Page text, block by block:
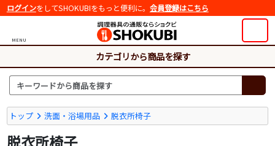
ログインをしてSHOKUBIをもっと便利に。 会員登録はこちら
MENU
カテゴリから商品を探す
トップ 洗面・浴場用品 脱衣所椅子
脱衣所椅子